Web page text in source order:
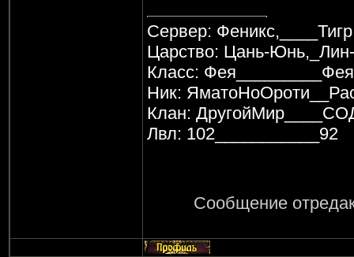
Сервер: Феникс,____Тигр
Царство: Цань-
Класс: Фея_________Фея
Ник:
Клан:
Лвл: 102___________92
Сообщение